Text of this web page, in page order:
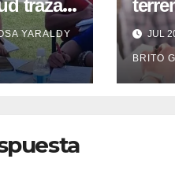
trazan
reforzar
YARALDY JUL
BRITO